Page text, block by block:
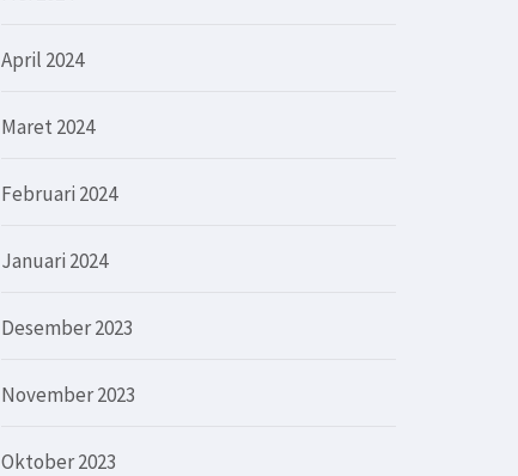
April 2024
Maret 2024
Februari 2024
Januari 2024
Desember 2023
November 2023
Oktober 2023